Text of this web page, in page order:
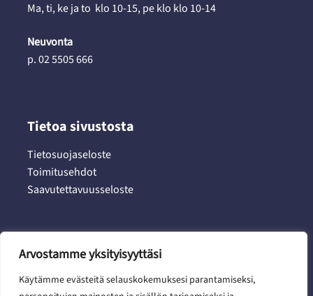
Arvostamme yksityisyyttäsi
Käytämme evästeitä selauskokemuksesi parantamiseksi,
Ma, ti, ke ja to klo 10-15, pe klo klo 10-14
Neuvonta
p. 02 5505 666
Tietoa sivustosta
Tietosuojaseloste
Toimitusehdot
Saavutettavuusseloste
Sosiaalinen media